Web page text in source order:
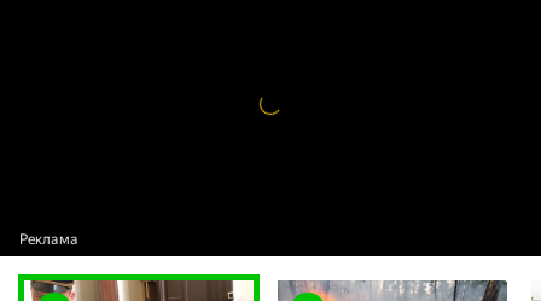
Видео
проигрыватель